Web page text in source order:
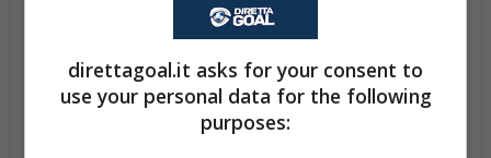
destro! Laurentiu
negargli la gioia del gol!
121'
direttagoal.it asks for your consent to
use your personal data for the following
purposes: